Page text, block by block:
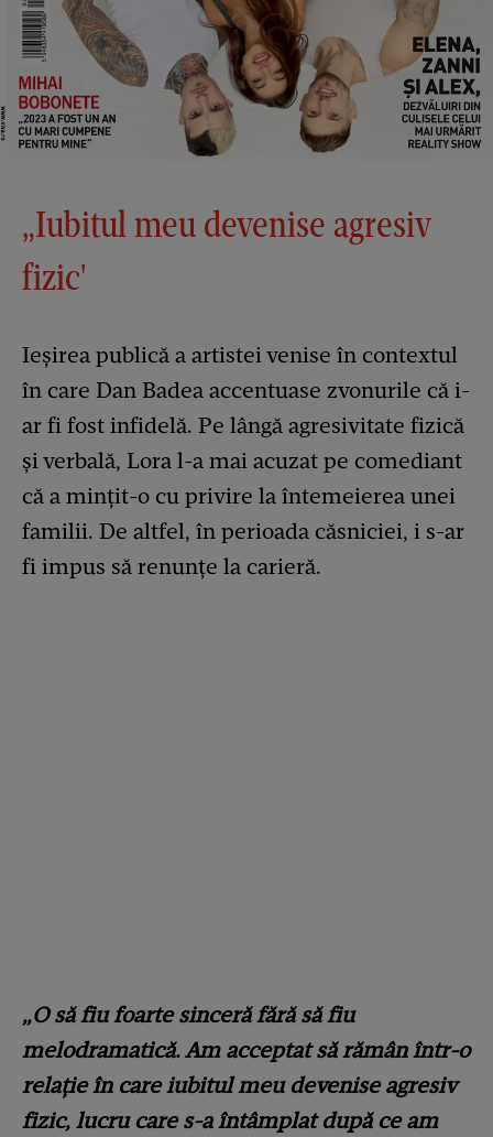
„Iubitul meu devenise agresiv
fizic'
Ieșirea publică a artistei venise în contextul
în care Dan Badea accentuase zvonurile că i-
ar fi fost infidelă. Pe lângă agresivitate fizică
și verbală, Lora l-a mai acuzat pe comediant
că a mințit-o cu privire la întemeierea unei
familii. De altfel, în perioada căsniciei, i s-ar
fi impus să renunțe la carieră.
„O să fiu foarte sinceră fără să fiu
melodramatică. Am acceptat să rămân într-o
relaţie în care iubitul meu devenise agresiv
fizic, lucru care s-a întâmplat după ce am